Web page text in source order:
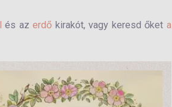
és azerdő kirakót, vagy keresd őket a